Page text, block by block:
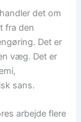
det om
fra den
Det er
væg. Det er
sans.
arbejde flere